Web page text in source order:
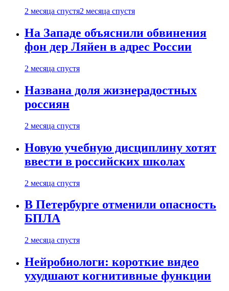
2 месяца спустя2 месяца спустя
На Западе объяснили обвинения
фон дер Ляйен в адрес России
2 месяца спустя
Названа доля жизнерадостных
россиян
2 месяца спустя
Новую учебную дисциплину хотят
ввести в российских школах
2 месяца спустя
В Петербурге отменили опасность
БПЛА
2 месяца спустя
Нейробиологи: короткие видео
ухудшают когнитивные функции